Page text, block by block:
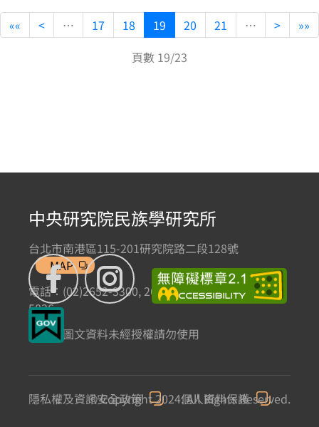
«« < … 17 18 19 20 21 … >
»»
頁數 19/23
中央研究院民族學研究所
台北市南港區115-201研究院路二段128號
MAP
電話：(02)2652-3300, 2652-3301 傳真：(02)2785-
5836
本網站圖文資料未經授權請勿使用
隱私權及資訊安全政策 個人資料保護
© Copyright 2024. All Rights Reserved.